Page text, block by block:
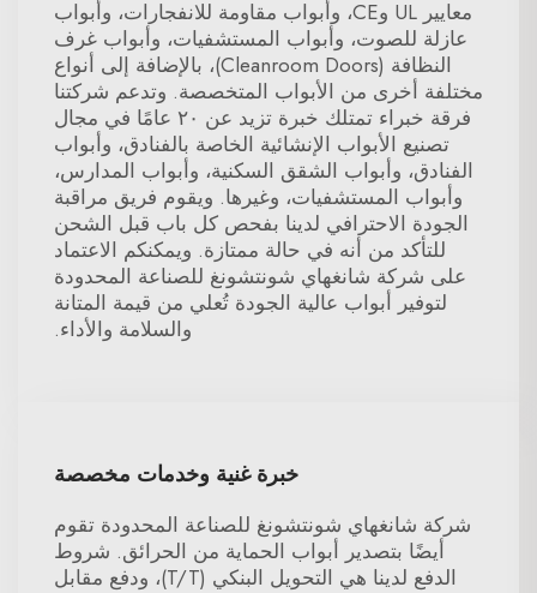
معايير UL وCE، وأبواب مقاومة للانفجارات، وأبواب
عازلة للصوت، وأبواب المستشفيات، وأبواب غرف
النظافة (Cleanroom Doors)، بالإضافة إلى أنواع
مختلفة أخرى من الأبواب المتخصصة. وتدعم شركتنا
فرقة خبراء تمتلك خبرة تزيد عن ٢٠ عامًا في مجال
تصنيع الأبواب الإنشائية الخاصة بالفنادق، وأبواب
الفنادق، وأبواب الشقق السكنية، وأبواب المدارس،
وأبواب المستشفيات، وغيرها. ويقوم فريق مراقبة
الجودة الاحترافي لدينا بفحص كل باب قبل الشحن
للتأكد من أنه في حالة ممتازة. ويمكنكم الاعتماد
على شركة شانغهاي شونتشونغ للصناعة المحدودة
لتوفير أبواب عالية الجودة تُعلي من قيمة المتانة
والسلامة والأداء.
خبرة غنية وخدمات مخصصة
شركة شانغهاي شونتشونغ للصناعة المحدودة تقوم
أيضًا بتصدير أبواب الحماية من الحرائق. شروط
الدفع لدينا هي التحويل البنكي (T/T)، ودفع مقابل